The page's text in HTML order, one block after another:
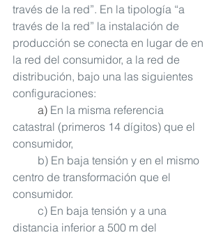
través de la red”. En la tipología “a
través de la red” la instalación de
producción se conecta en lugar de en
la red del consumidor, a la red de
distribución, bajo una las siguientes
configuraciones:
         a)
En la misma referencia
catastral (primeros 14 dígitos) que el
consumidor,
centro de transformación que el
consumidor.
distancia inferior a 500 m del